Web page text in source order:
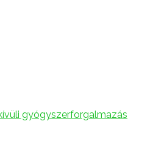
gyógyszerforgalmazás